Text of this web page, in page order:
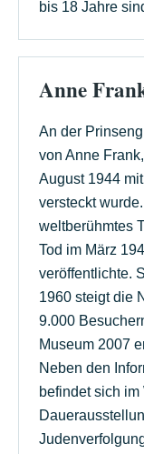
bis 18 Jahre
Anne
An der
von Anne
August 1944
versteckt
weltberühmtes
Tod im März
veröffentlichte.
1960 steigt die
9.000
Museum 2007
Neben den
befindet sich